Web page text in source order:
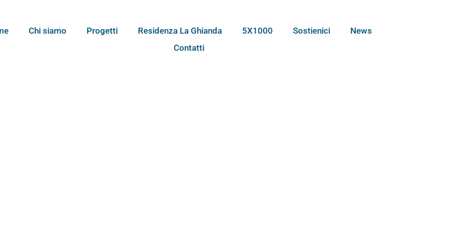
Chi siamo Progetti Residenza La Ghianda 5X1000 Sostienici
News
Contatti